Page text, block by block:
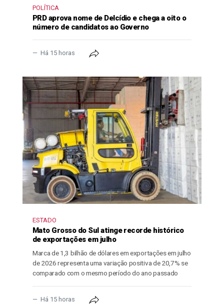
POLÍTICA
PRD aprova nome de Delcídio e chega a oito o
número de candidatos ao Governo
Há 15 horas
ESTADO
Mato Grosso do Sul atinge recorde histórico
de exportações em julho
Marca de 1,3 bilhão de dólares em exportações em julho
de 2026 representa uma variação positiva de 20,7% se
comparado com o mesmo período do ano passado
Há 15 horas